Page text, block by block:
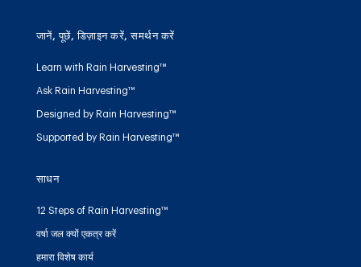
जानें, पूछें, डिज़ाइन करें, समर्थन करें
Learn with Rain Harvesting™
Ask Rain Harvesting™
Designed by Rain Harvesting™
Supported by Rain Harvesting™
साधन
12 Steps of Rain Harvesting™
वर्षा जल क्यों एकत्र करें
हमारा विशेष कार्य